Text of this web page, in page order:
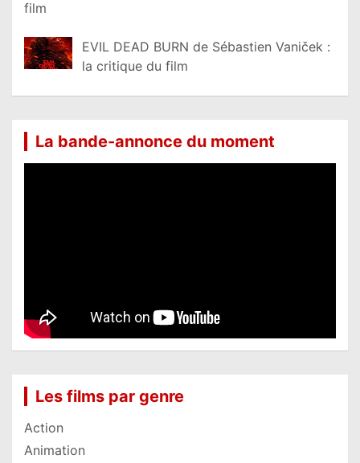
film
EVIL DEAD BURN de Sébastien Vaniček :
la critique du film
La bande-annonce du moment
Les films par genre
Action
Animation